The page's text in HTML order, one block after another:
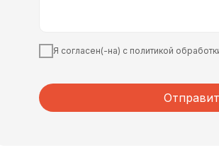
Я согласен(-на) с политикой